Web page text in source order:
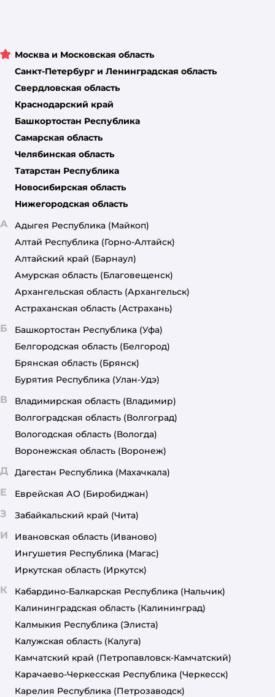
Москва и Московская область
Санкт-Петербург и Ленинградская область
Свердловская область
Краснодарский край
Башкортостан Республика
Самарская область
Челябинская область
Татарстан Республика
Новосибирская область
Нижегородская область
А Адыгея Республика (Майкоп)
Алтай Республика (Горно-Алтайск)
Алтайский край (Барнаул)
Амурская область (Благовещенск)
Архангельская область (Архангельск)
Астраханская область (Астрахань)
Б Башкортостан Республика (Уфа)
Белгородская область (Белгород)
Брянская область (Брянск)
Бурятия Республика (Улан-Удэ)
В Владимирская область (Владимир)
Волгоградская область (Волгоград)
Вологодская область (Вологда)
Воронежская область (Воронеж)
Д Дагестан Республика (Махачкала)
Е Еврейская АО (Биробиджан)
З Забайкальский край (Чита)
И Ивановская область (Иваново)
Ингушетия Республика (Магас)
Иркутская область (Иркутск)
К Кабардино-Балкарская Республика (Нальчик)
Калининградская область (Калининград)
Калмыкия Республика (Элиста)
Калужская область (Калуга)
Камчатский край (Петропавловск-Камчатский)
Карачаево-Черкесская Республика (Черкесск)
Карелия Республика (Петрозаводск)